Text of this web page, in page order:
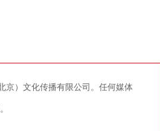
京）文化传播有限公司。任何媒体